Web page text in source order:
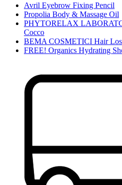
Avril Eyebrow Fixing Pencil
Propolia Body & Massage Oil
PHYTORELAX
Cocco
BEMA COSMETICI Hair
FREE! Organics Hydrating